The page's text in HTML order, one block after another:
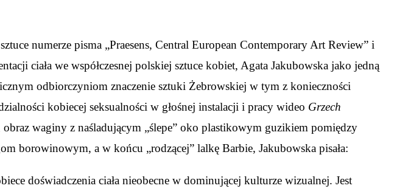
numerze pisma „Praesens, Central European Contemporary Art Review” i
ciała we współczesnej polskiej sztuce kobiet, Agata Jakubowska jako jedną
odbiorczyniom znaczenie sztuki Żebrowskiej w tym z konieczności
kobiecej seksualności w głośnej instalacji i pracy wideo Grzech
waginy z naśladującym „ślepe” oko plastikowym guzikiem pomiędzy
borowinowym, a w końcu „rodzącej” lalkę Barbie, Jakubowska pisała:
doświadczenia ciała nieobecne w dominującej kulturze wizualnej. Jest